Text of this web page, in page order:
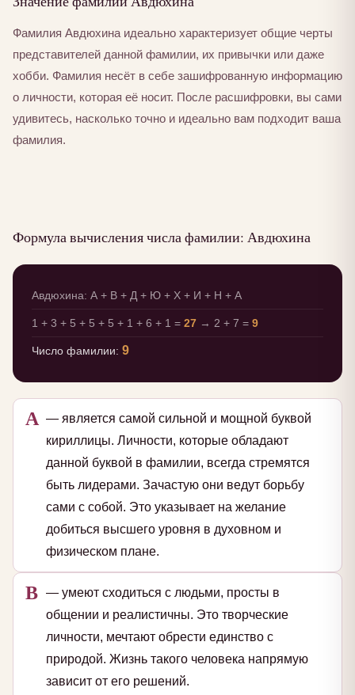
Фамилия Авдюхина идеально характеризует общие черты
представителей данной фамилии, их привычки или даже
хобби. Фамилия несёт в себе зашифрованную информацию
о личности, которая её носит. После расшифровки, вы сами
удивитесь, насколько точно и идеально вам подходит ваша
фамилия.
Формула вычисления числа фамилии: Авдюхина
Авдюхина: А + В + Д + Ю + Х + И + Н + А
1 + 3 + 5 + 5 + 5 + 1 + 6 + 1 = 27 → 2 + 7 = 9
Число фамилии: 9
А — является самой сильной и мощной буквой
кириллицы. Личности, которые обладают
данной буквой в фамилии, всегда стремятся
быть лидерами. Зачастую они ведут борьбу
сами с собой. Это указывает на желание
добиться высшего уровня в духовном и
физическом плане.
В — умеют сходиться с людьми, просты в
общении и реалистичны. Это творческие
личности, мечтают обрести единство с
природой. Жизнь такого человека напрямую
зависит от его решений.